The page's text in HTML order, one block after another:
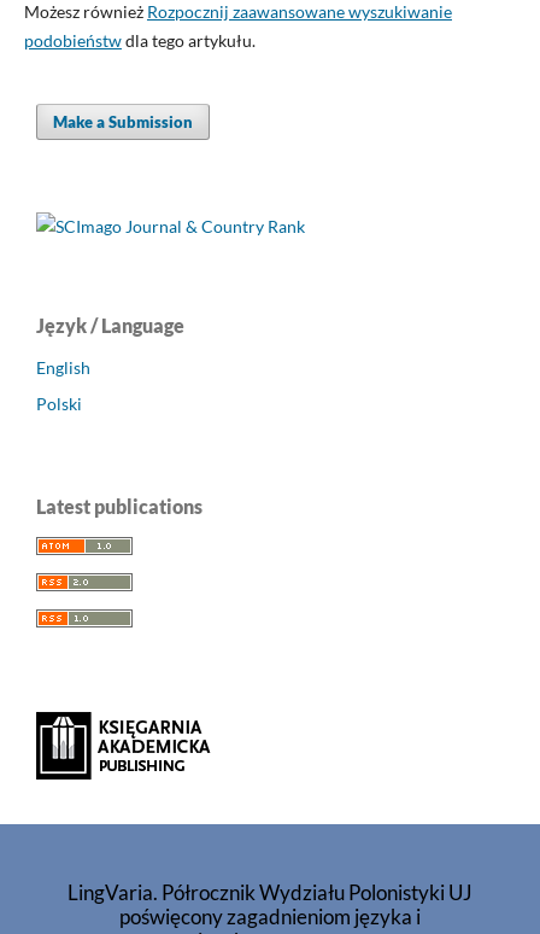
Możesz również Rozpocznij zaawansowane wyszukiwanie
podobieństwdla tego artykułu.
Make a Submission
Język / Language
English
Polski
Latest publications
LingVaria. Półrocznik Wydziału Polonistyki UJ
poświęcony zagadnieniom języka i